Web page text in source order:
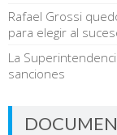
Rafael Grossi
para elegir al
La
sanciones